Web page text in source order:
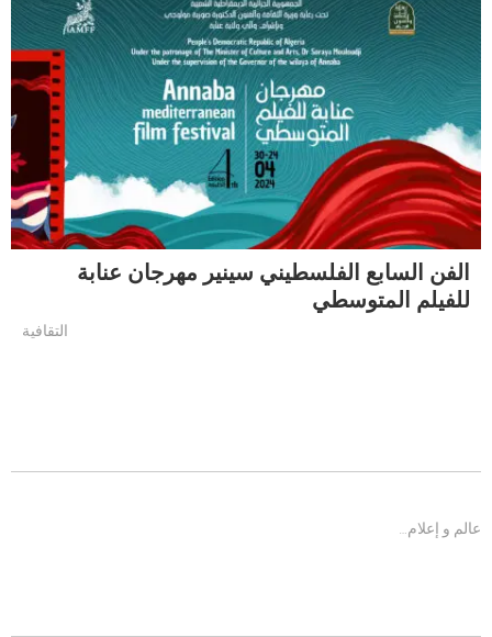
الفن السابع الفلسطيني سينير مهرجان عنابة
للفيلم المتوسطي
التقافية
عالم و إعلام…